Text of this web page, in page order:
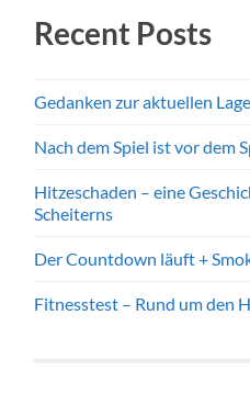
Recent Posts
Gedanken zur aktuellen Lage
Nach dem Spiel ist vor dem
Hitzeschaden – eine
Scheiterns
Der Countdown läuft +
Fitnesstest – Rund um den